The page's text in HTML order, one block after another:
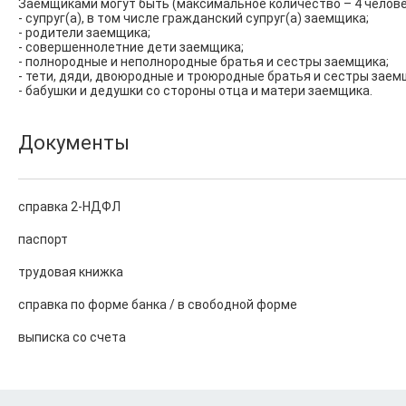
Заемщиками могут быть (максимальное количество – 4
- супруг(а), в том числе гражданский супруг(а) заемщика;
- родители заемщика;
- совершеннолетние дети заемщика;
- полнородные и неполнородные братья и сестры заемщика;
- тети, дяди, двоюродные и троюродные братья и сестры
- бабушки и дедушки со стороны отца и матери заемщика.
Документы
справка 2-НДФЛ
паспорт
трудовая книжка
справка по форме банка / в свободной форме
выписка со счета